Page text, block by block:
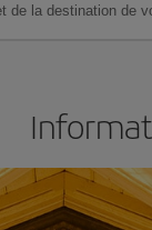
de la destination de